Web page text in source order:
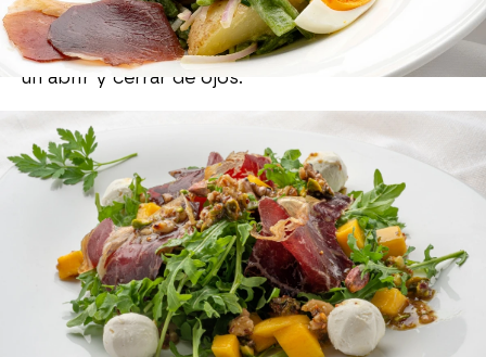
Estaensalada de cecina, queso y mango
combina una serie de sabores tan diferentes que
la hace todavía más especial. La tendrás lista en
un abrir y cerrar de ojos.
Joseba Arguiñano Ensaladas Karlos Arguiñano
» Programas » Cocina abierta de Karlos
Arguiñano » Recetas del verano